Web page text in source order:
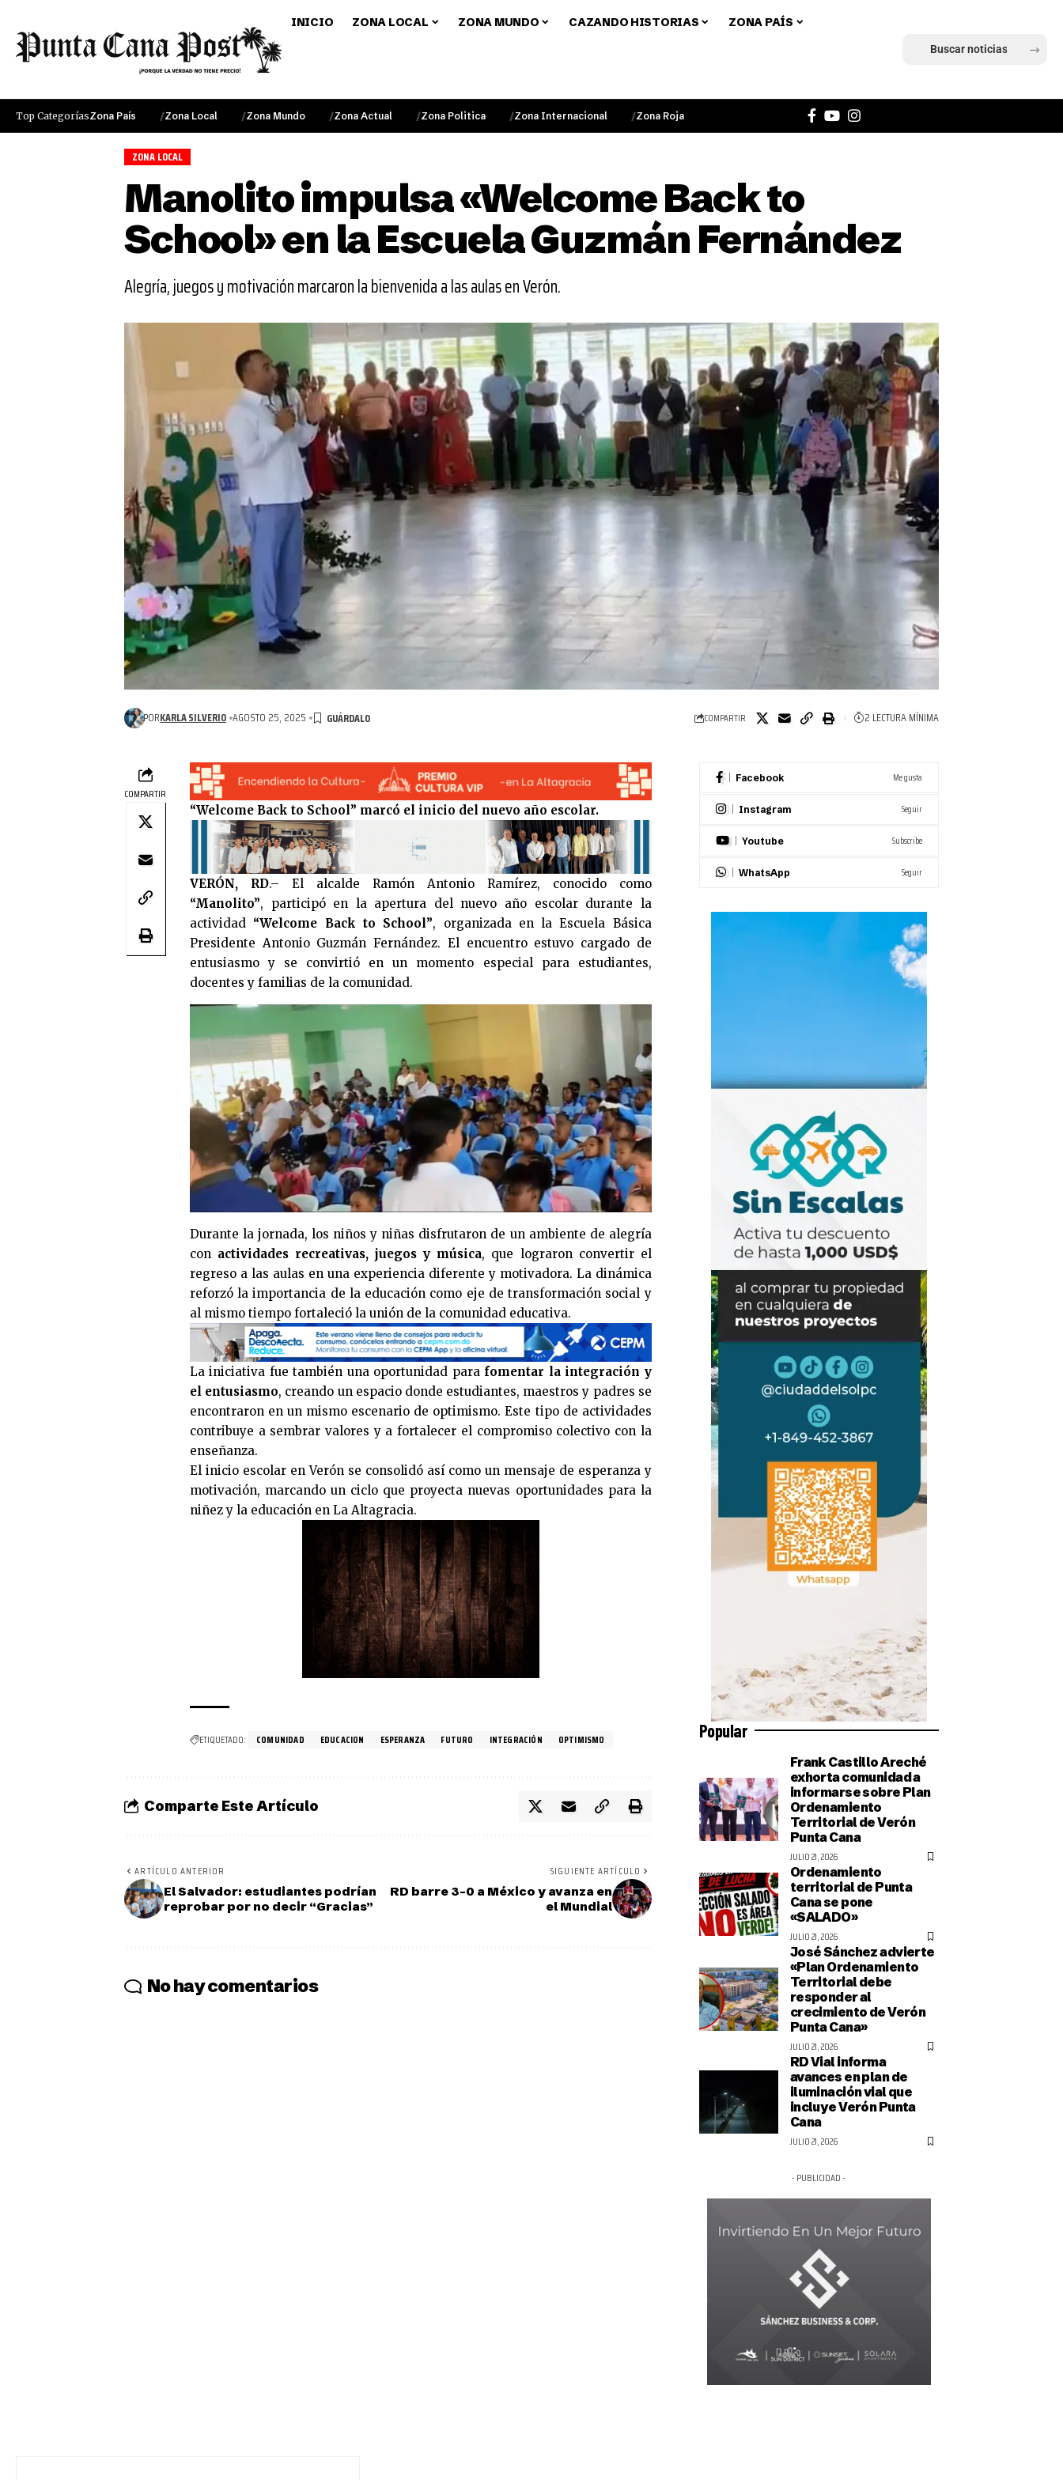
INICIO ZONA LOCAL ZONA MUNDO CAZANDO HISTORIAS ZONA PAÍS
Top CategoríasZona País Zona Local Zona Mundo Zona Actual Zona Politica Zona Internacional Zona Roja
ZONA LOCAL
Manolito impulsa «Welcome Back to
School» en la Escuela Guzmán Fernández
Alegría, juegos y motivación marcaron la bienvenida a las aulas en Verón.
PORKARLA SILVERIO AGOSTO 25, 2025 COMPARTIR 2 LECTURA MÍNIMA
COMPARTIR
“Welcome Back to School” marcó el inicio del nuevo año escolar.
VERÓN, RD.– El alcalde Ramón Antonio Ramírez, conocido como
“Manolito”, participó en la apertura del nuevo año escolar durante la
actividad “Welcome Back to School”, organizada en la Escuela Básica
Presidente Antonio Guzmán Fernández. El encuentro estuvo cargado de
entusiasmo y se convirtió en un momento especial para estudiantes,
docentes y familias de la comunidad.
Durante la jornada, los niños y niñas disfrutaron de un ambiente de alegría
con actividades recreativas, juegos y música, que lograron convertir el
regreso a las aulas en una experiencia diferente y motivadora. La dinámica
reforzó la importancia de la educación como eje de transformación social y
al mismo tiempo fortaleció la unión de la comunidad educativa.
La iniciativa fue también una oportunidad para fomentar la integración y
el entusiasmo, creando un espacio donde estudiantes, maestros y padres se
encontraron en un mismo escenario de optimismo. Este tipo de actividades
contribuye a sembrar valores y a fortalecer el compromiso colectivo con la
enseñanza.
El inicio escolar en Verón se consolidó así como un mensaje de esperanza y
motivación, marcando un ciclo que proyecta nuevas oportunidades para la
niñez y la educación en La Altagracia.
ETIQUETADO: COMUNIDAD EDUCACION ESPERANZA FUTURO INTEGRACIÓN OPTIMISMO
Comparte Este Artículo
ARTÍCULO ANTERIOR
El Salvador: estudiantes podrían
reprobar por no decir “Gracias”
SIGUIENTE ARTÍCULO
RD barre 3-0 a México y avanza en
el Mundial
No hay comentarios
Facebook Me gusta
Instagram Seguir
Youtube Subscribe
WhatsApp Seguir
Popular
Frank Castillo Areché
exhorta comunidad a
informarse sobre Plan
Ordenamiento
Territorial de Verón
Punta Cana
JULIO 21, 2026
Ordenamiento
territorial de Punta
Cana se pone
«SALADO»
JULIO 21, 2026
José Sánchez advierte
«Plan Ordenamiento
Territorial debe
responder al
crecimiento de Verón
Punta Cana»
JULIO 21, 2026
RD Vial informa
avances en plan de
iluminación vial que
incluye Verón Punta
Cana
JULIO 21, 2026
- PUBLICIDAD -